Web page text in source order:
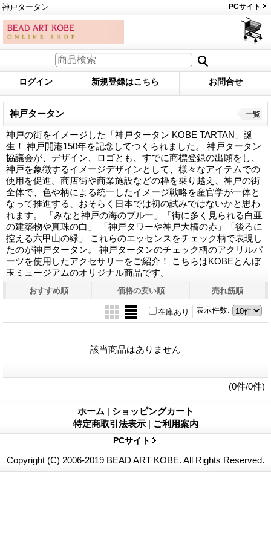
神戸タータン PCサイト
ログイン 新規登録はこちら お問合せ
神戸タータン
神戸の街をイメージした「神戸タータン KOBE TARTAN」誕
生！ 神戸開港150年を記念してつくられました。 神戸タータン
協議会が、デザイン、ロゴとも、すでに商標登録の出願をし、
神戸を象徴するイメージデザインとして、様々なアイテムでの
使用を促進。商店街や商業施設などの枠を乗り越え、神戸の街
全体で、色や柄による統一したイメージ戦略を産官学が一体と
なって推進する、おそらく日本では初の試みではないかと思わ
れます。 「みなと神戸の海のブルー」「街に多く見られる白亜
の建築物や真珠の白」 「神戸タワーや神戸大橋の赤」「後ろに
控える六甲山の緑」 これらのエッセンスをチェック柄で表現し
たのが神戸タータン。 神戸タータンのチェック柄のアクリルパ
ーツを使用したアクセサリーをご紹介！ こちらはKOBEとんぼ
玉ミュージアムのオリジナル商品です。
一覧
おすすめ順 価格の安い順 売れ筋順
表示件数:
在庫あり
該当商品はありません
(0件/0件)
ホーム | ショッピングカート
特定商取引法表示 | ご利用案内
PCサイト
Copyright (C) 2006-2019 BEAD ART KOBE. All Rights Reserved.